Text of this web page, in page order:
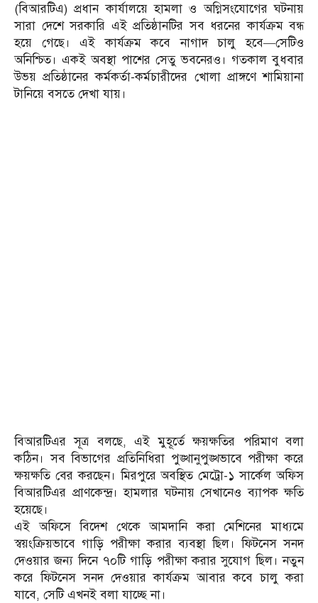
(বিআরটিএ) প্রধান কার্যালয়ে হামলা ও অগ্নিসংযোগের ঘটনায়
সারা দেশে সরকারি এই প্রতিষ্ঠানটির সব ধরনের কার্যক্রম বন্ধ
হয়ে গেছে। এই কার্যক্রম কবে নাগাদ চালু হবে—সেটিও
অনিশ্চিত। একই অবস্থা পাশের সেতু ভবনেরও। গতকাল বুধবার
উভয় প্রতিষ্ঠানের কর্মকর্তা-কর্মচারীদের খোলা প্রাঙ্গণে শামিয়ানা
টানিয়ে বসতে দেখা যায়।
বিআরটিএর সূত্র বলছে, এই মুহূর্তে ক্ষয়ক্ষতির পরিমাণ বলা
কঠিন। সব বিভাগের প্রতিনিধিরা পুঙ্খানুপুঙ্খভাবে পরীক্ষা করে
ক্ষয়ক্ষতি বের করছেন। মিরপুরে অবস্থিত মেট্রো-১ সার্কেল অফিস
বিআরটিএর প্রাণকেন্দ্র। হামলার ঘটনায় সেখানেও ব্যাপক ক্ষতি
হয়েছে।
এই অফিসে বিদেশ থেকে আমদানি করা মেশিনের মাধ্যমে
স্বয়ংক্রিয়ভাবে গাড়ি পরীক্ষা করার ব্যবস্থা ছিল। ফিটনেস সনদ
দেওয়ার জন্য দিনে ৭০টি গাড়ি পরীক্ষা করার সুযোগ ছিল। নতুন
করে ফিটনেস সনদ দেওয়ার কার্যক্রম আবার কবে চালু করা
যাবে, সেটি এখনই বলা যাচ্ছে না।